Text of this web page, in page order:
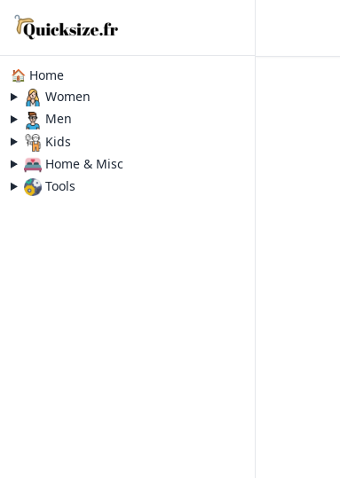
🏠 Home
Women
Men
Kids
Home & Misc
Tools